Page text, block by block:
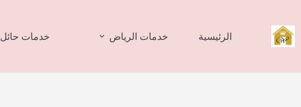
المحتوى
الرئيسية خدمات الرياض خدمات حائل